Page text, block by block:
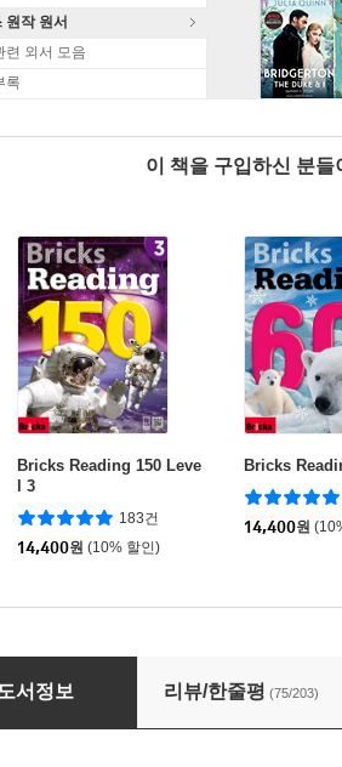
원작 원서
련 외서 모음
록
이 책을 구입하신 분
Bricks Reading 150 Leve
l 3
183건
14,400원 (10% 할인)
Bricks
14,400원
Phonics 4 : Student Book (New
도서정보 리뷰/한줄평 (75/203)